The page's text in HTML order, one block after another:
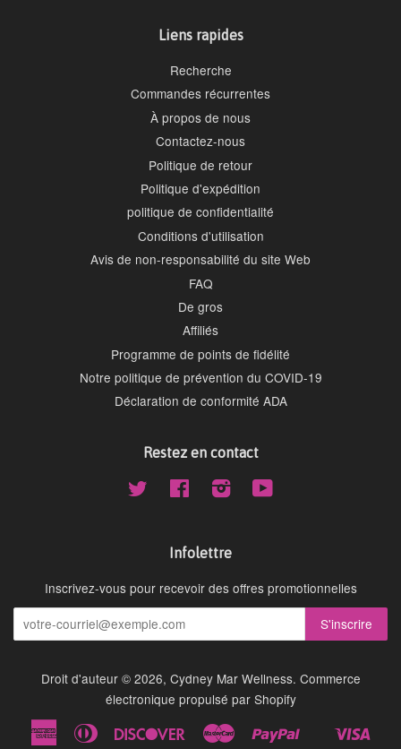
Liens rapides
Recherche
Commandes récurrentes
À propos de nous
Contactez-nous
Politique de retour
Politique d'expédition
politique de confidentialité
Conditions d'utilisation
Avis de non-responsabilité du site Web
FAQ
De gros
Affiliés
Programme de points de fidélité
Notre politique de prévention du COVID-19
Déclaration de conformité ADA
Restez en contact
Twitter Facebook Instagram
Infolettre
Inscrivez-vous pour recevoir des offres promotionnelles
Droit d'auteur © 2026, Cydney Mar Wellness. Commerce
électronique propulsé par Shopify
American Diners
Discover Master Paypal
Shopify